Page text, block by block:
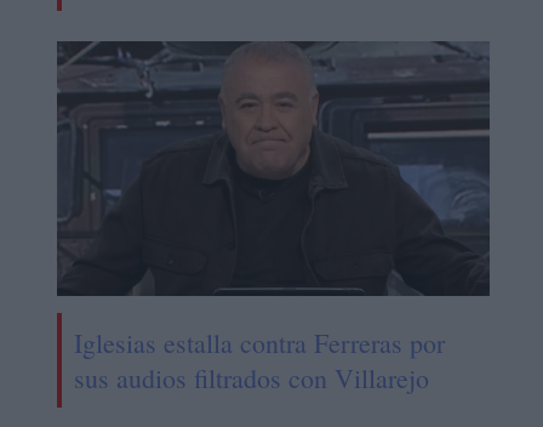
Iglesias estalla contra Ferreras por
sus audios filtrados con Villarejo